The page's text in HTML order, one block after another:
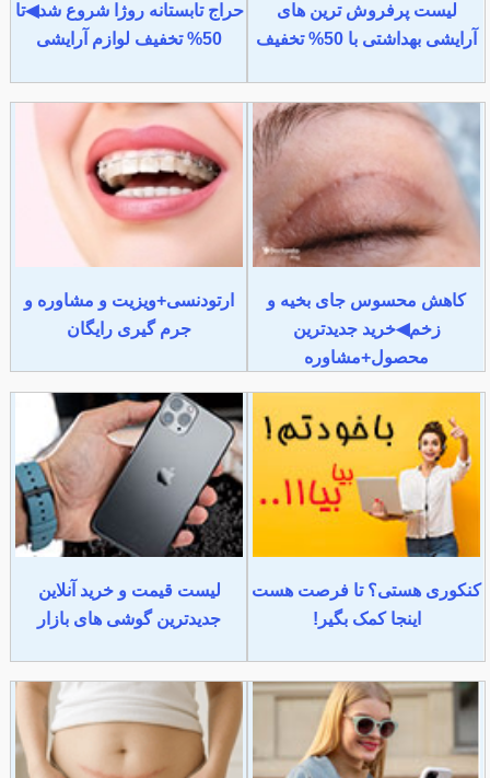
لیست پرفروش ترین های
آرایشی بهداشتی با 50% تخفیف
حراج تابستانه روژا شروع شد◀تا
50% تخفیف لوازم آرایشی
کاهش محسوس جای بخیه و
زخم◀خرید جدیدترین
محصول+مشاوره
ارتودنسی+ویزیت و مشاوره و
جرم گیری رایگان
کنکوری هستی؟ تا فرصت هست
اینجا کمک بگیر!
لیست قیمت و خرید آنلاین
جدیدترین گوشی های بازار